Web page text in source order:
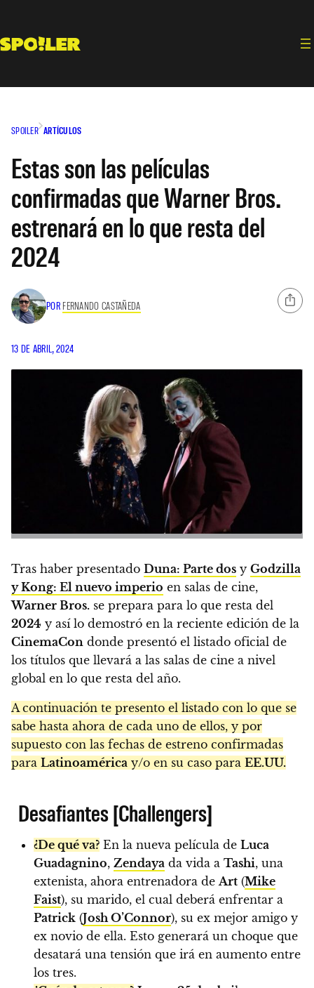
contenido
SPOILER ARTÍCULOS
Estas son las películas
confirmadas que Warner Bros.
estrenará en lo que resta del
2024
POR FERNANDO CASTAÑEDA
13 DE ABRIL, 2024
Tras haber presentado Duna: Parte dos y Godzilla
y Kong: El nuevo imperio en salas de cine,
Warner Bros. se prepara para lo que resta del
2024 y así lo demostró en la reciente edición de la
CinemaCon donde presentó el listado oficial de
los títulos que llevará a las salas de cine a nivel
global en lo que resta del año.
A continuación te presento el listado con lo que se
sabe hasta ahora de cada uno de ellos, y por
supuesto con las fechas de estreno confirmadas
para Latinoamérica y/o en su caso para EE.UU.
Desafiantes [Challengers]
¿De qué va? En la nueva película de Luca
Guadagnino, Zendaya da vida a Tashi, una
extenista, ahora entrenadora de Art (Mike
Faist), su marido, el cual deberá enfrentar a
Patrick (Josh O’Connor), su ex mejor amigo y
ex novio de ella. Esto generará un choque que
desatará una tensión que irá en aumento entre
los tres.